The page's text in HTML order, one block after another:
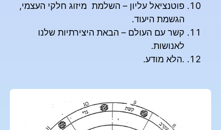
פוטנציאל עליון – השלמת מיזוג חלקי העצמי,
הגשמת היעוד.
קשר עם העולם – הבאת היצירתיות שלנו
לאנושות.
.הלא מודע.